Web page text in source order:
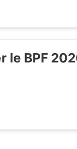
le BPF